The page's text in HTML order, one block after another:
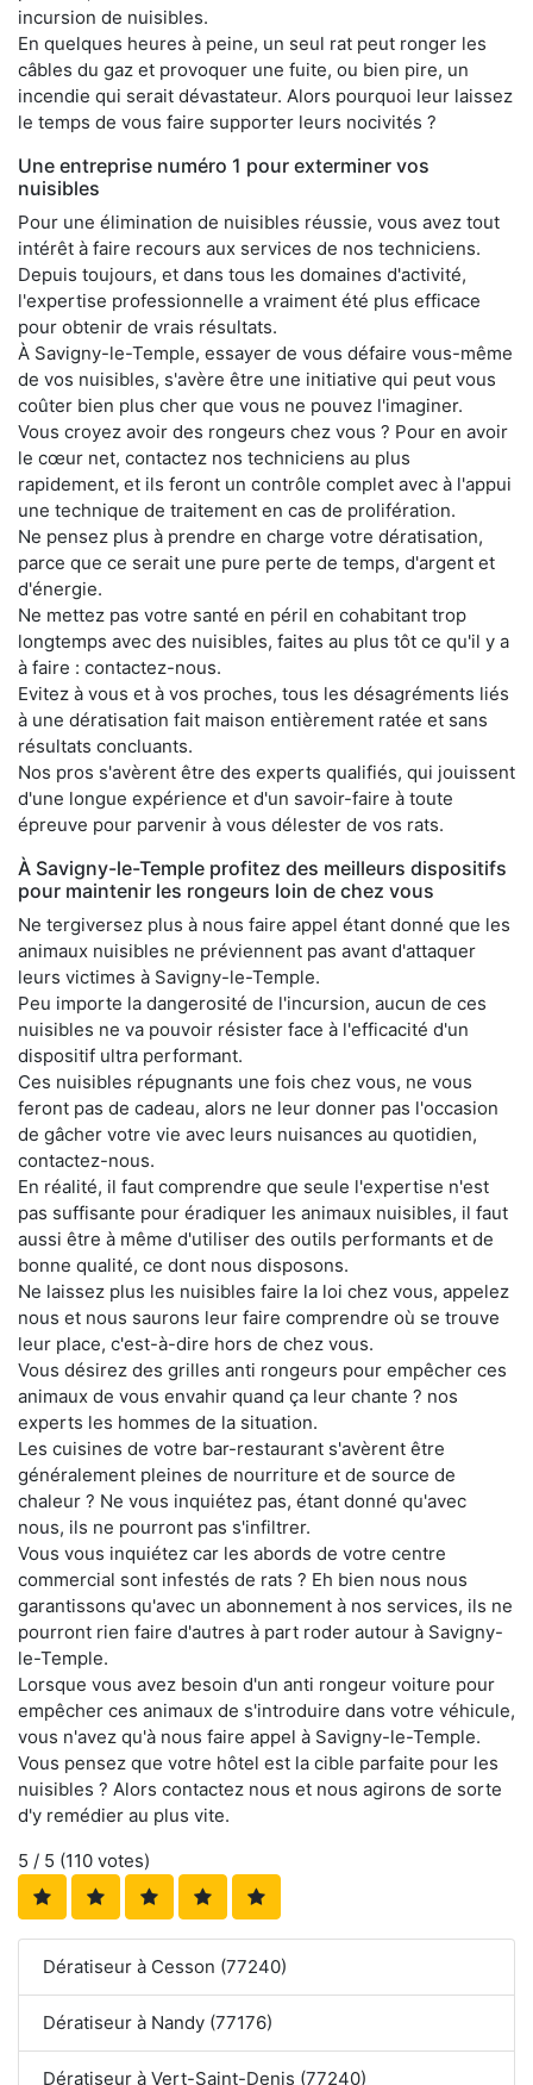
incursion de nuisibles.
En quelques heures à peine, un seul rat peut ronger les
câbles du gaz et provoquer une fuite, ou bien pire, un
incendie qui serait dévastateur. Alors pourquoi leur laissez
le temps de vous faire supporter leurs nocivités ?
Une entreprise numéro 1 pour exterminer vos
nuisibles
Pour une élimination de nuisibles réussie, vous avez tout
intérêt à faire recours aux services de nos techniciens.
Depuis toujours, et dans tous les domaines d'activité,
l'expertise professionnelle a vraiment été plus efficace
pour obtenir de vrais résultats.
À Savigny-le-Temple, essayer de vous défaire vous-même
de vos nuisibles, s'avère être une initiative qui peut vous
coûter bien plus cher que vous ne pouvez l'imaginer.
Vous croyez avoir des rongeurs chez vous ? Pour en avoir
le cœur net, contactez nos techniciens au plus
rapidement, et ils feront un contrôle complet avec à l'appui
une technique de traitement en cas de prolifération.
Ne pensez plus à prendre en charge votre dératisation,
parce que ce serait une pure perte de temps, d'argent et
d'énergie.
Ne mettez pas votre santé en péril en cohabitant trop
longtemps avec des nuisibles, faites au plus tôt ce qu'il y a
à faire : contactez-nous.
Evitez à vous et à vos proches, tous les désagréments liés
à une dératisation fait maison entièrement ratée et sans
résultats concluants.
Nos pros s'avèrent être des experts qualifiés, qui jouissent
d'une longue expérience et d'un savoir-faire à toute
épreuve pour parvenir à vous délester de vos rats.
À Savigny-le-Temple profitez des meilleurs dispositifs
pour maintenir les rongeurs loin de chez vous
Ne tergiversez plus à nous faire appel étant donné que les
animaux nuisibles ne préviennent pas avant d'attaquer
leurs victimes à Savigny-le-Temple.
Peu importe la dangerosité de l'incursion, aucun de ces
nuisibles ne va pouvoir résister face à l'efficacité d'un
dispositif ultra performant.
Ces nuisibles répugnants une fois chez vous, ne vous
feront pas de cadeau, alors ne leur donner pas l'occasion
de gâcher votre vie avec leurs nuisances au quotidien,
contactez-nous.
En réalité, il faut comprendre que seule l'expertise n'est
pas suffisante pour éradiquer les animaux nuisibles, il faut
aussi être à même d'utiliser des outils performants et de
bonne qualité, ce dont nous disposons.
Ne laissez plus les nuisibles faire la loi chez vous, appelez
nous et nous saurons leur faire comprendre où se trouve
leur place, c'est-à-dire hors de chez vous.
Vous désirez des grilles anti rongeurs pour empêcher ces
animaux de vous envahir quand ça leur chante ? nos
experts les hommes de la situation.
Les cuisines de votre bar-restaurant s'avèrent être
généralement pleines de nourriture et de source de
chaleur ? Ne vous inquiétez pas, étant donné qu'avec
nous, ils ne pourront pas s'infiltrer.
Vous vous inquiétez car les abords de votre centre
commercial sont infestés de rats ? Eh bien nous nous
garantissons qu'avec un abonnement à nos services, ils ne
pourront rien faire d'autres à part roder autour à Savigny-
le-Temple.
Lorsque vous avez besoin d'un anti rongeur voiture pour
empêcher ces animaux de s'introduire dans votre véhicule,
vous n'avez qu'à nous faire appel à Savigny-le-Temple.
Vous pensez que votre hôtel est la cible parfaite pour les
nuisibles ? Alors contactez nous et nous agirons de sorte
d'y remédier au plus vite.
5 / 5 (110 votes)
Dératiseur à Cesson (77240)
Dératiseur à Nandy (77176)
Dératiseur à Vert-Saint-Denis (77240)